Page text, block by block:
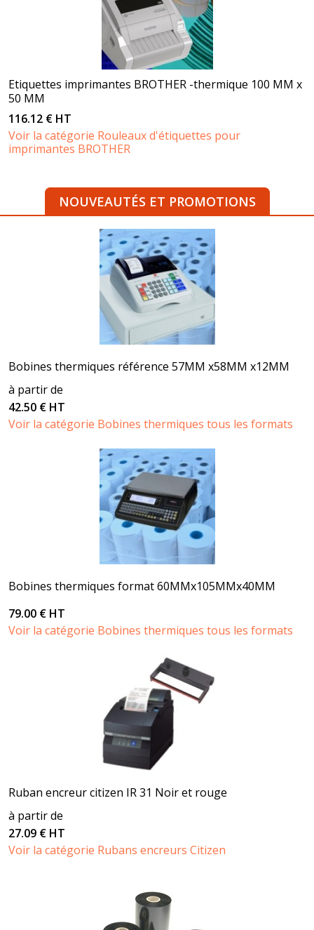
Etiquettes imprimantes BROTHER -thermique 100 MM x
50 MM
116.12 € HT
Voir la catégorie Rouleaux d'étiquettes pour
imprimantes BROTHER
NOUVEAUTÉS ET PROMOTIONS
Bobines thermiques référence 57MM x58MM x12MM
à partir de
42.50 € HT
Voir la catégorie Bobines thermiques tous les formats
Bobines thermiques format 60MMx105MMx40MM
79.00 € HT
Voir la catégorie Bobines thermiques tous les formats
Ruban encreur citizen IR 31 Noir et rouge
à partir de
27.09 € HT
Voir la catégorie Rubans encreurs Citizen